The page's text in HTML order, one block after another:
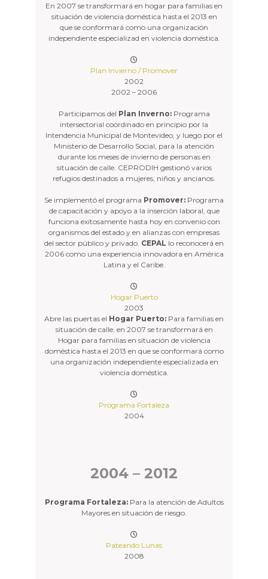
En 2007 se transformará en hogar para familias en
situación de violencia doméstica hasta el 2013 en
que se conformará como una organización
independiente especializad en violencia doméstica.
Plan Invierno / Promover
2002
2002 – 2006
Participamos del Plan Inverno: Programa
intersectorial coordinado en principio por la
Intendencia Municipal de Montevideo, y luego por el
Ministerio de Desarrollo Social, para la atención
durante los meses de invierno de personas en
situación de calle. CEPRODIH gestionó varios
refugios destinados a mujeres, niños y ancianos.
Se implementó el programa Promover: Programa
de capacitación y apoyo a la inserción laboral, que
funciona exitosamente hasta hoy en convenio con
organismos del estado y en alianzas con empresas
del sector público y privado. CEPAL lo reconocerá en
2006 como una experiencia innovadora en América
Latina y el Caribe.
Hogar Puerto
2003
Abre las puertas el Hogar Puerto: Para familias en
situación de calle. en 2007 se transformará en
Hogar para familias en situación de violencia
doméstica hasta el 2013 en que se conformará como
una organización independiente especializada en
violencia doméstica.
Programa Fortaleza
2004
2004 – 2012
Programa Fortaleza: Para la atención de Adultos
Mayores en situación de riesgo.
Pateando Lunas
2008